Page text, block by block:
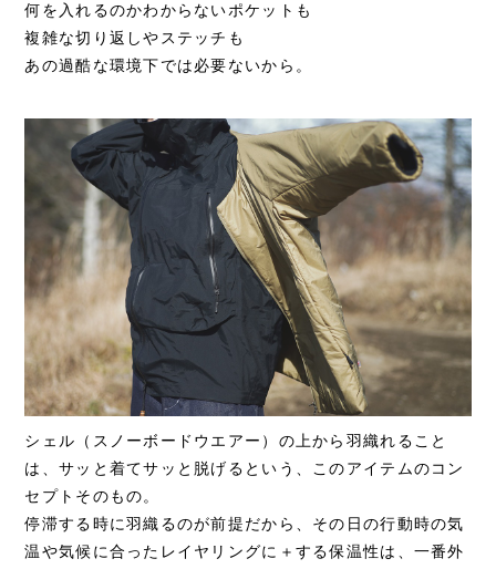
何を入れるのかわからないポケットも
複雑な切り返しやステッチも
あの過酷な環境下では必要ないから。
シェル（スノーボードウエアー）の上から羽織れること
は、サッと着てサッと脱げるという、このアイテムのコン
セプトそのもの。
停滞する時に羽織るのが前提だから、その日の行動時の気
温や気候に合ったレイヤリングに＋する保温性は、一番外